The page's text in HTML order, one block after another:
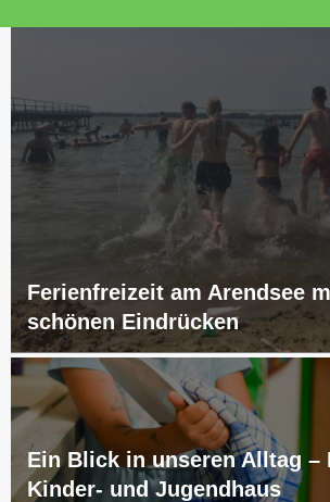
Ferienfreizeit am Arendsee
schönen Eindrücken
Ein Blick in unseren Alltag –
Kinder- und Jugendhaus